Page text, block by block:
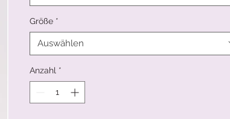
Größe *
Auswählen
Anzahl *